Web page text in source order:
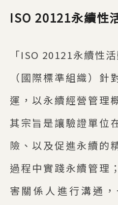
ISO 20121永續性
「ISO 20121永續性
（國際標準組織）針
運，以永續經營管理
其宗旨是讓驗證單位
險、以及促進永續的
過程中實踐永續管理
害關係人進行溝通